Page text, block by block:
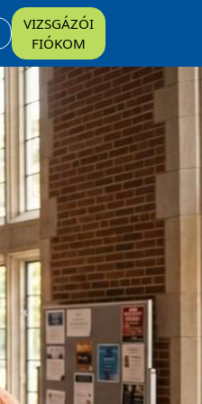
VIZSGÁZÓI
FIÓKOM